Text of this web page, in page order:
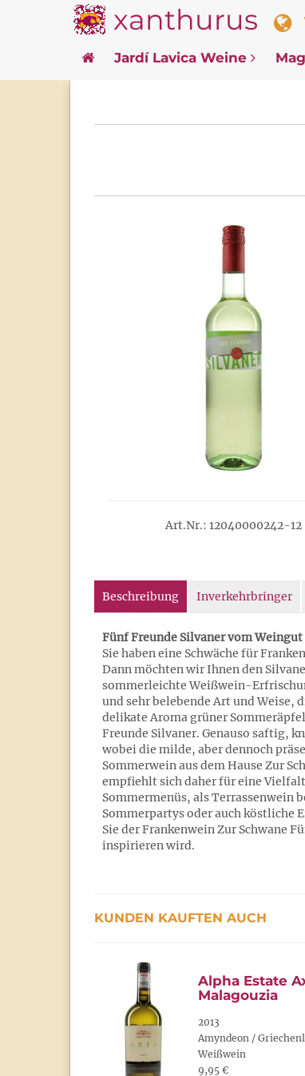
xanthurus
Jardí Lavica Weine
Art.Nr.: 12040000242-12
Beschreibung Inverkehrbringer
Fünf Freunde Silvaner vom
Sie haben eine Schwäche für
Dann möchten wir Ihnen den
sommerleichte Weißwein-
und sehr belebende Art und Weise,
delikate Aroma grüner
Freunde Silvaner. Genauso saftig,
wobei die milde, aber dennoch
Sommerwein aus dem Hause Zur
empfiehlt sich daher für eine
Sommermenüs, als
Sommerpartys oder auch köstliche
Sie der Frankenwein Zur Schwane
inspirieren wird.
KUNDEN KAUFTEN AUCH
Alpha Estate
Malagouzia
2013
Amyndeon /
Weißwein
9,95 €